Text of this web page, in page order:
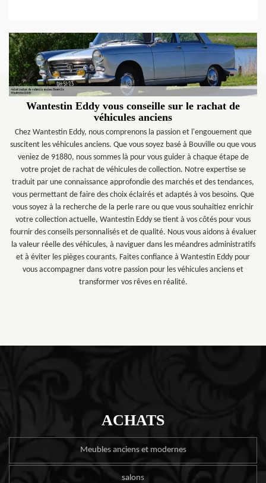
Wantestin Eddy vous conseille sur le rachat de
véhicules anciens
Chez Wantestin Eddy, nous comprenons la passion et l'engouement que
suscitent les véhicules anciens. Que vous soyez basé à Bouville ou que vous
veniez de 91880, nous sommes là pour vous guider à chaque étape de
votre projet de rachat de véhicules de collection. Notre expertise se
traduit par une connaissance approfondie des marchés et des tendances,
vous permettant de faire des choix éclairés et adaptés à vos besoins. Que
vous soyez à la recherche de la perle rare ou que vous souhaitiez enrichir
votre collection actuelle, Wantestin Eddy se tient à vos côtés pour vous
fournir des conseils personnalisés et de qualité. Nous vous aidons à évaluer
la valeur réelle des véhicules, à naviguer dans les méandres administratifs
et à éviter les pièges courants. Faites confiance à Wantestin Eddy pour
vous accompagner dans votre passion pour les véhicules anciens et
transformer vos rêves en réalité.
ACHATS
Meubles anciens et modernes
salons